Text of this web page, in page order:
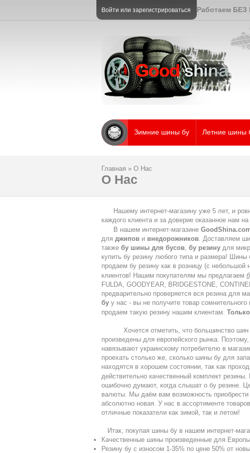
Войти или зарегистрироваться Работаем
Зимние шины бу Летние шины
Главная » О Нас
О Нас
Нашему интернет-магазину уже 5 лет, и
каждого клиента и за доверие оказанное нам
В нашем интернет-магазине
для джипов и внедорожников. Доставляем
также бу шины для бусов, бу резину для
купить бу резину любого типа и размера!
продаем бу резину как в розницу (с небольшой
клиентов! Нашим покупателям мы предлагаем
FULDA, GOODYEAR, BRIDGESTONE,
предварительно проверяется вся резина для
бу у нас - вы не получите товар
продаем такую резину нашим клиентам.
Хочется отметить, что большинство шин
произведены для европейского рынка.
навязывают украинскому потребителю в
проехать столько же, сколько шины бу для
находятся в хорошем состоянии, так как
действительно качественный комплект
ошибочно думают, когда слышат о бу резине.
валюты. Мы даём вам возможность приобрести
абсолютно новая. У нас в ассортименте
отличные показатели как зимой, так и летом!
Итак, покупая шины бу в нашем интернет-
Качественные шины произведенные для Европы
Резину бу с износом 1-35% по цене 50% от